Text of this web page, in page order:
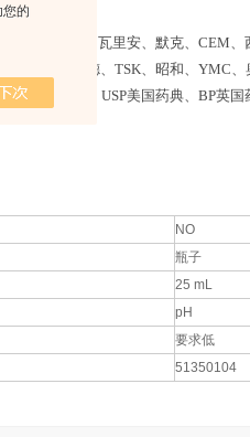
的
罗门、戴安、瓦里安、默克、CEM
理博、艾本德、TSK、昭和、YMC
加拿大TRC、USP美国药典、BP英
NO
瓶子
25 mL
pH
要求低
51350104